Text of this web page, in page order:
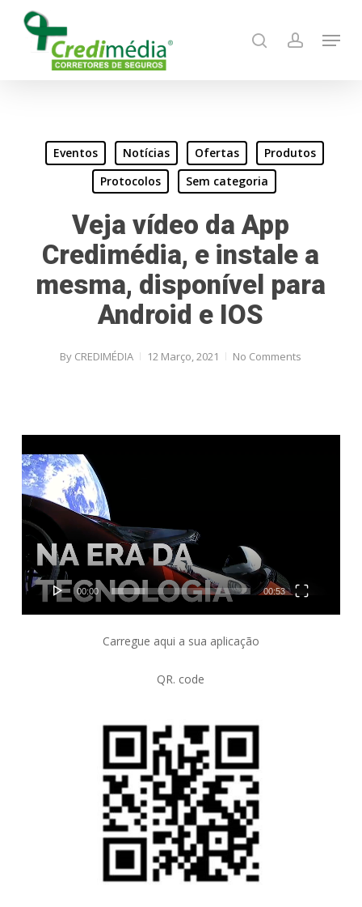
search account
Menu
Eventos Notícias Ofertas
Produtos
Protocolos
Sem categoria
Veja vídeo da App
Credimédia, e instale a
mesma, disponível para
Android e IOS
By CREDIMÉDIA 12 Março, 2021 No Comments
de
vídeo
00:00 00:53
Carregue aqui a sua aplicação
QR. code